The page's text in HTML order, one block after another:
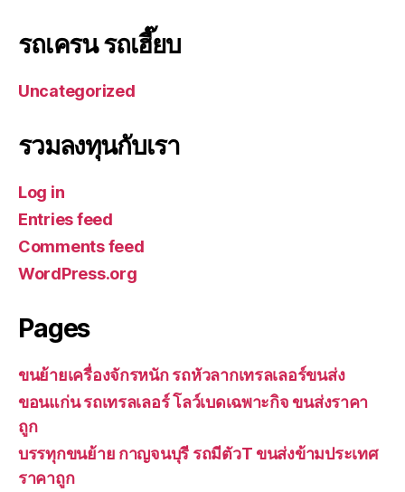
รถเครน รถเฮี๊ยบ
Uncategorized
รวมลงทุนกับเรา
Log in
Entries feed
Comments feed
WordPress.org
Pages
ขนย้ายเครื่องจักรหนัก รถหัวลากเทรลเลอร์ขนส่ง
ขอนแก่น รถเทรลเลอร์ โลว์เบดเฉพาะกิจ ขนส่งราคา
ถูก
บรรทุกขนย้าย กาญจนบุรี รถมีตัวT ขนส่งข้ามประเทศ
ราคาถูก